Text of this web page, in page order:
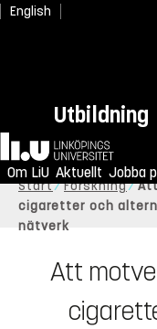
English
Utbildning
Hem
Om LiU Aktuellt Jobba
Start Forskning
cigaretter och
nätverk
Att